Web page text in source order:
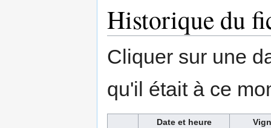
Historique du
Cliquer sur une
qu'il était à ce
Date et heure